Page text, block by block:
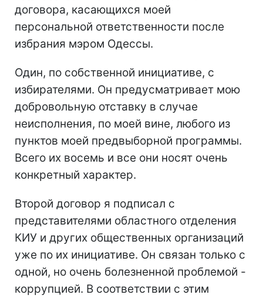
договора, касающихся моей
персональной ответственности после
избрания мэром Одессы.
Один, по собственной инициативе, с
избирателями. Он предусматривает мою
добровольную отставку в случае
неисполнения, по моей вине, любого из
пунктов моей предвыборной программы.
Всего их восемь и все они носят очень
конкретный характер.
Второй договор я подписал с
представителями областного отделения
КИУ и других общественных организаций
уже по их инициативе. Он связан только с
одной, но очень болезненной проблемой -
коррупцией. В соответствии с этим